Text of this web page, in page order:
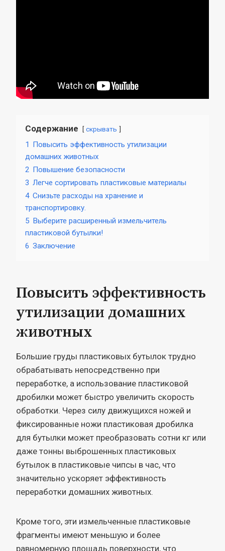
Содержание скрывать
1 Повысить эффективность утилизации
домашних животных
2 Повышение безопасности
3 Легче сортировать пластиковые материалы
4 Снизьте расходы на хранение и
транспортировку.
5 Выберите расширенный измельчитель
пластиковой бутылки!
6 Заключение
Повысить эффективность
утилизации домашних
животных
Большие груды пластиковых бутылок трудно
обрабатывать непосредственно при
переработке, а использование пластиковой
дробилки может быстро увеличить скорость
обработки. Через силу движущихся ножей и
фиксированные ножи пластиковая дробилка
для бутылки может преобразовать сотни кг или
даже тонны выброшенных пластиковых
бутылок в пластиковые чипсы в час, что
значительно ускоряет эффективность
переработки домашних животных.
Кроме того, эти измельченные пластиковые
фрагменты имеют меньшую и более
равномерную площадь поверхности, что